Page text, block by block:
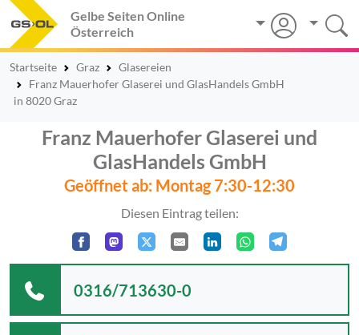
Gelbe Seiten Online
Österreich
Startseite Graz
Glasereien
Franz Mauerhofer Glaserei und GlasHandels GmbH
in 8020 Graz
Franz Mauerhofer Glaserei und
GlasHandels GmbH
Geöffnet ab: Montag 7:30-12:30
Diesen Eintrag teilen:
0316/713630-0